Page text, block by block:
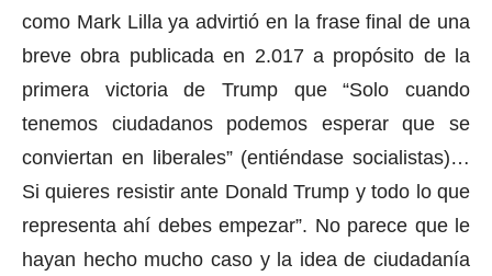
como Mark Lilla ya advirtió en la frase final de una
breve obra publicada en 2.017 a propósito de la
primera victoria de Trump que “Solo cuando
tenemos ciudadanos podemos esperar que se
conviertan en liberales” (entiéndase socialistas)…
Si quieres resistir ante Donald Trump y todo lo que
representa ahí debes empezar”. No parece que le
hayan hecho mucho caso y la idea de ciudadanía